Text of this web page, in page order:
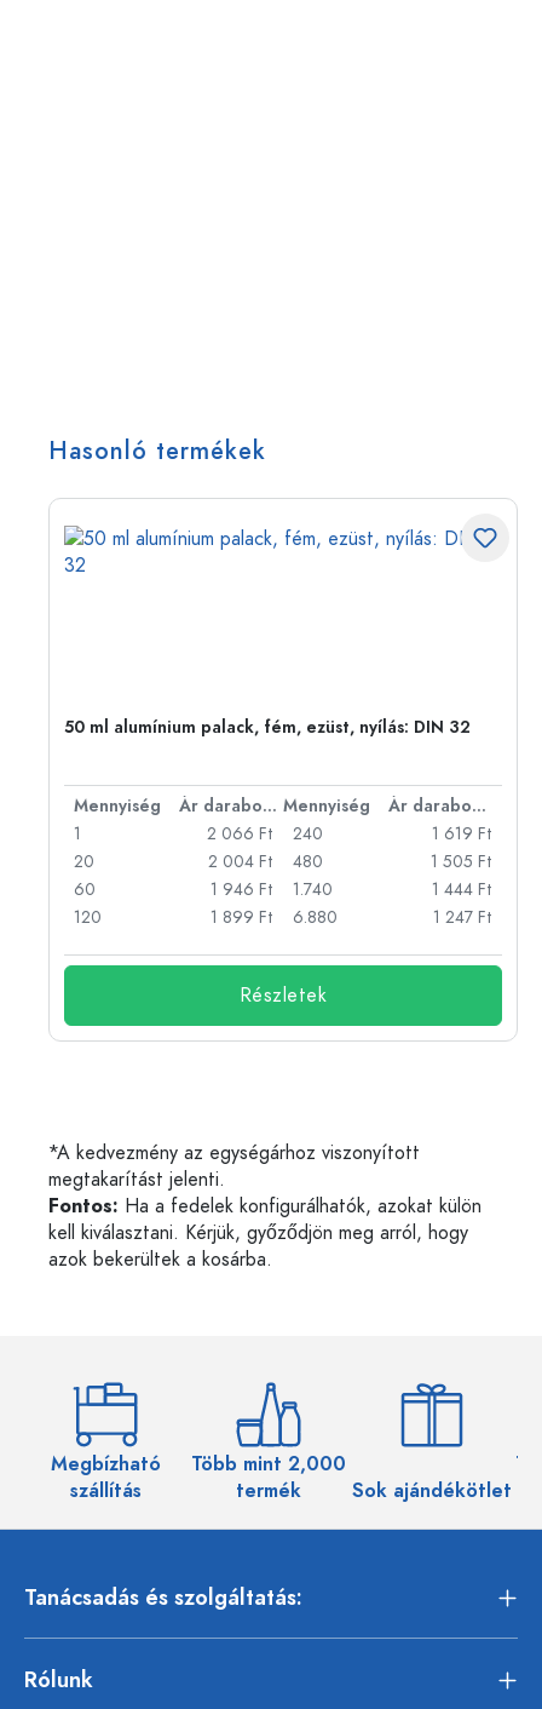
Hasonló termékek
50 ml alumínium palack, fém, ezüst, nyílás: DIN 32
Mennyiség Ár darabonként Mennyiség
Ár darabonként
1
2 066 Ft
20
2 004 Ft
60
1 946 Ft
120
1 899 Ft
240
1 619 Ft
480
1 505 Ft
1.740
1 444 Ft
6.880
1 247 Ft
Részletek
*A kedvezmény az egységárhoz viszonyított
megtakarítást jelenti.
Fontos: Ha a fedelek konfigurálhatók, azokat külön
kell kiválasztani. Kérjük, győződjön meg arról, hogy
azok bekerültek a kosárba.
Megbízható
szállítás
Több mint 2,000
termék
Sok ajándékötlet
Tanácsadás és szolgáltatás:
Rólunk